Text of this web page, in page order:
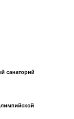
санаторий